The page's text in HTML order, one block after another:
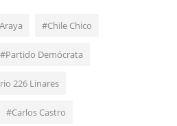
#Chile Chico
#Partido Demócrata
226 Linares
#Carlos Castro